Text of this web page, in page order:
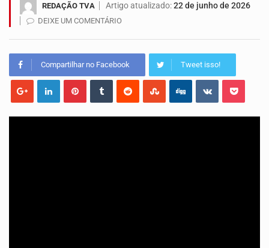
A Universidade de Cabo Verde passa a dispor de uma sala de apoio à amamentação.…
O programa LPA e Você, apresentado por Lilian Primo Albuquerque, o único programa de empreendedorismo…
REDAÇÃO TVA Artigo atualizado:22 de junho de 2026
DEIXE UM COMENTÁRIO
Compartilhar no Facebook Tweet isso!